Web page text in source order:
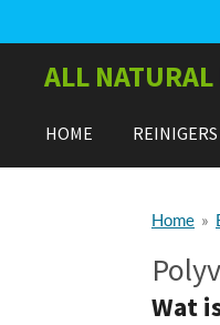
direct
hoofdinhoud
ALL NATURAL
HOME
Home »
Wat